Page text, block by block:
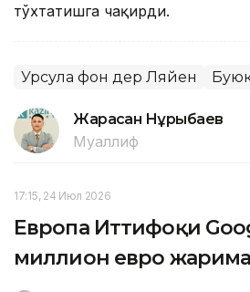
тўхтатишга чақирди.
Урсула фон дер Ляйен
Жарасқан Нұрыбаев
Муаллиф
17:15, 24 Июл 2026
Европа Иттифоқи
миллион евро